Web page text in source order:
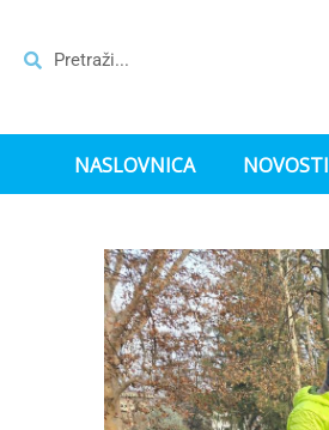
NASLOVNICA NOVOSTI